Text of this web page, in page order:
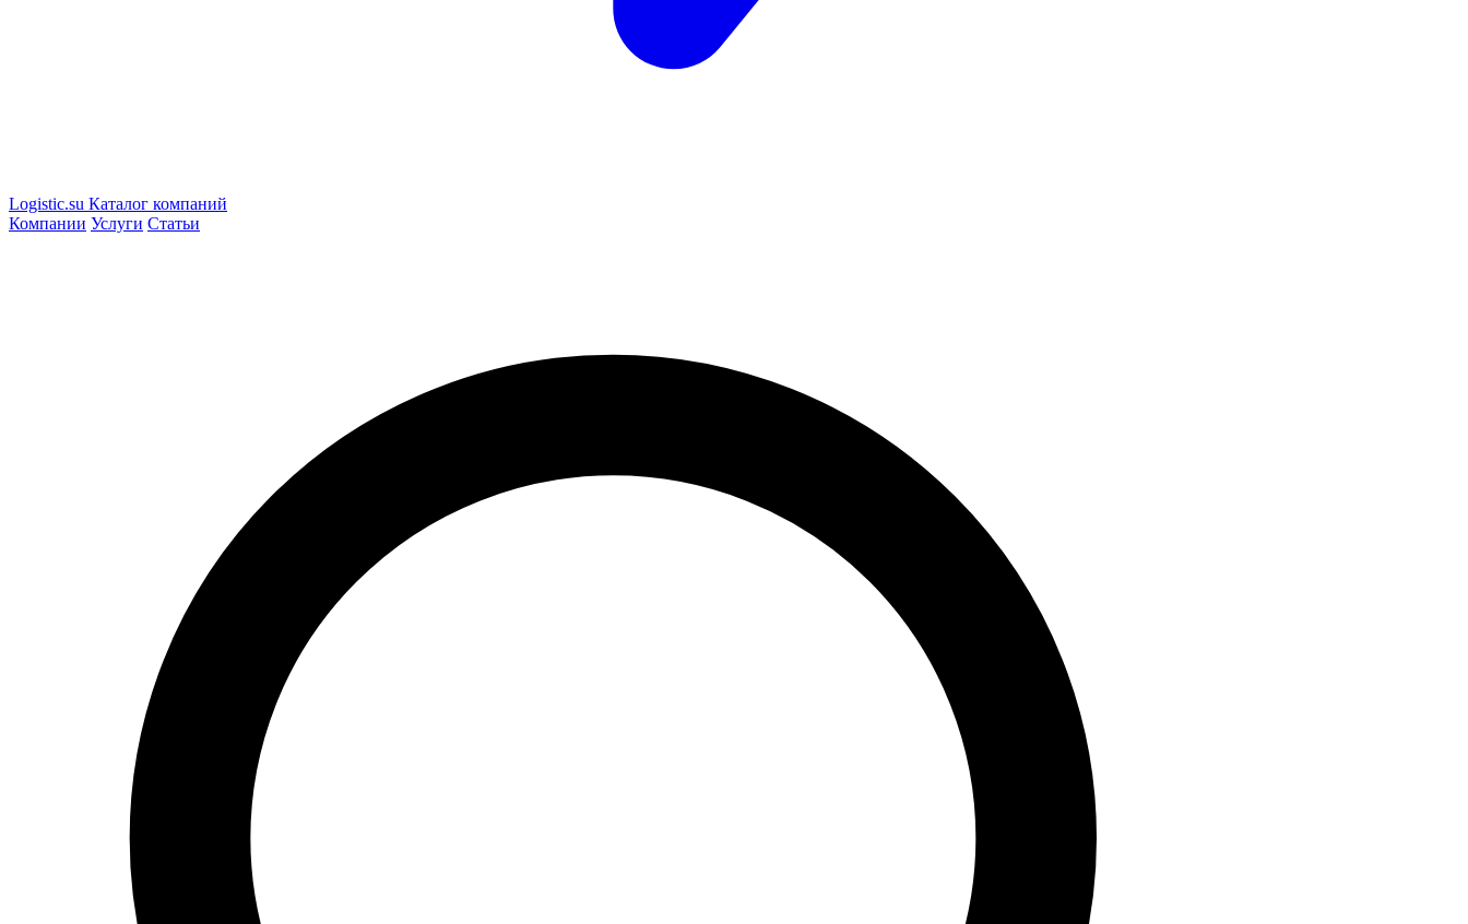
Logistic.su Каталог компаний
Компании Услуги Статьи